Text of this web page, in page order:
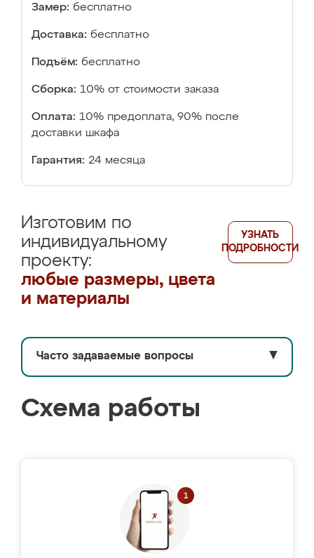
Замер: бесплатно
Доставка: бесплатно
Подъём: бесплатно
Сборка: 10% от стоимости заказа
Оплата: 10% предоплата, 90% после
доставки шкафа
Гарантия: 24 месяца
Изготовим по
индивидуальному
проекту:
любые размеры, цвета
и материалы
УЗНАТЬ
ПОДРОБНОСТИ
Часто задаваемые вопросы ▼
Схема работы